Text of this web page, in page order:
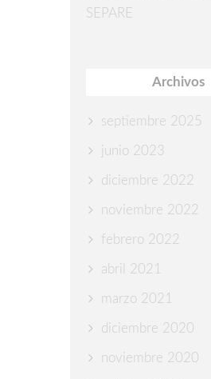
SEPARE
Archivos
septiembre 2025
junio 2023
diciembre 2022
noviembre 2022
febrero 2022
abril 2021
marzo 2021
diciembre 2020
noviembre 2020